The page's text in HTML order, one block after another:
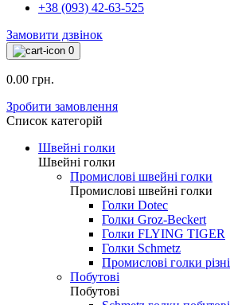
+38 (093) 42-63-525
Замовити дзвінок
0
0.00 грн.
Зробити замовлення
Список категорій
Швейні голки
Швейні голки
Промислові швейні голки
Промислові швейні голки
Голки Dotec
Голки Groz-Beckert
Голки FLYING TIGER
Голки Schmetz
Промислові голки різні
Побутові
Побутові